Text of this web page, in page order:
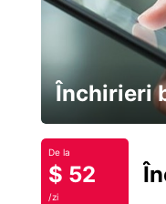
Închirieri
De la
$ 52
/zi